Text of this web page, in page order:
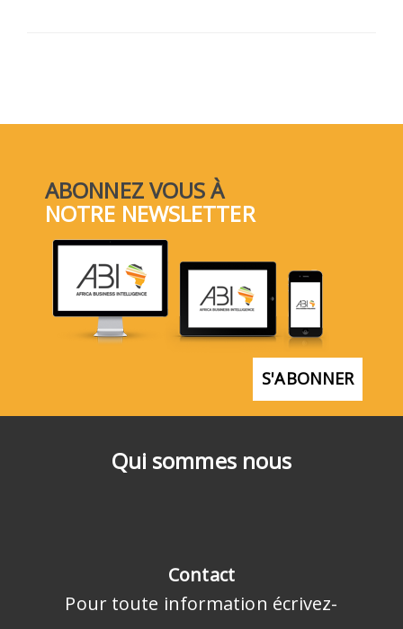
Qui sommes nous
Contact
Pour toute information écrivez-
ABONNEZ VOUS À
NOTRE NEWSLETTER
S'ABONNER